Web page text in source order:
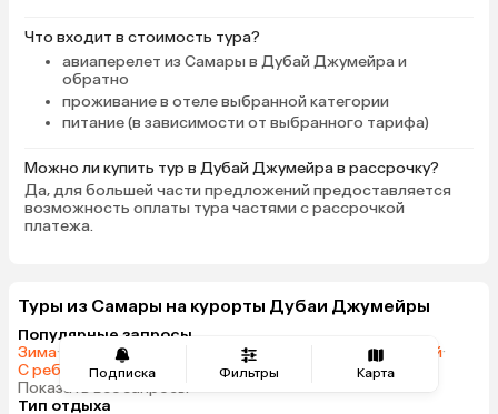
Подписка Фильтры Карта
Что входит в стоимость тура?
авиаперелет из Самары в Дубай Джумейра и
обратно
проживание в отеле выбранной категории
питание (в зависимости от выбранного тарифа)
Можно ли купить тур в Дубай Джумейра в рассрочку?
Да, для большей части предложений предоставляется
возможность оплаты тура частями с рассрочкой
платежа.
Туры из Самары на курорты Дубаи Джумейры
Популярные запросы
Зима· Лето На одного На 7 ночей·
С ребенком·Туры на Новый год·На осенние каникулы
Показать все запросы
Тип отдыха